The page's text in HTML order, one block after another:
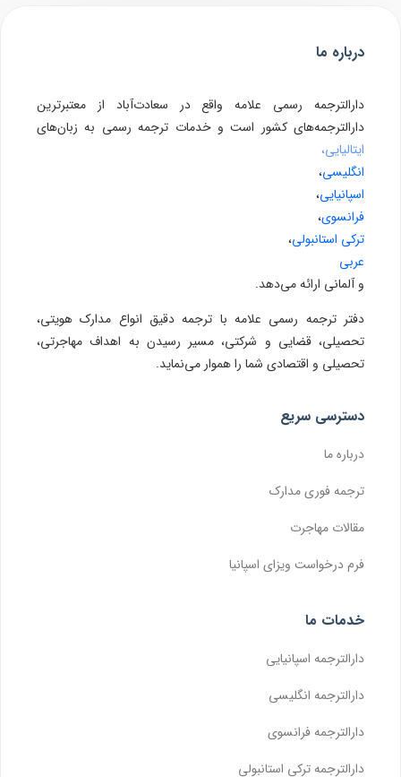
درباره ما
دارالترجمه رسمی علامه واقع در سعادت‌آباد از معتبرترین
دارالترجمه‌های کشور است و خدمات ترجمه رسمی به زبان‌های
ایتالیایی،
انگلیسی،
اسپانیایی،
فرانسوی،
ترکی استانبولی،
عربی
و آلمانی ارائه می‌دهد.
دفتر ترجمه رسمی علامه با ترجمه دقیق انواع مدارک هویتی،
تحصیلی، قضایی و شرکتی، مسیر رسیدن به اهداف مهاجرتی،
تحصیلی و اقتصادی شما را هموار می‌نماید.
دسترسی سریع
درباره ما
ترجمه فوری مدارک
مقالات مهاجرت
فرم درخواست ویزای اسپانیا
خدمات ما
دارالترجمه اسپانیایی
دارالترجمه انگلیسی
دارالترجمه فرانسوی
دارالترجمه ترکی استانبولی